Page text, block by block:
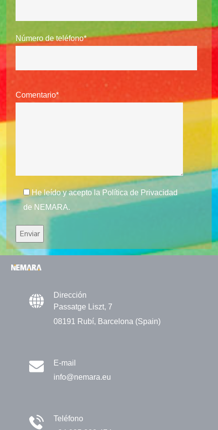
Número de teléfono*
Comentario*
He leído y acepto la Política de Privacidad
de NEMARA.
Dirección
Passatge Liszt, 7
08191 Rubí, Barcelona (Spain)
E-mail
info@nemara.eu
Teléfono